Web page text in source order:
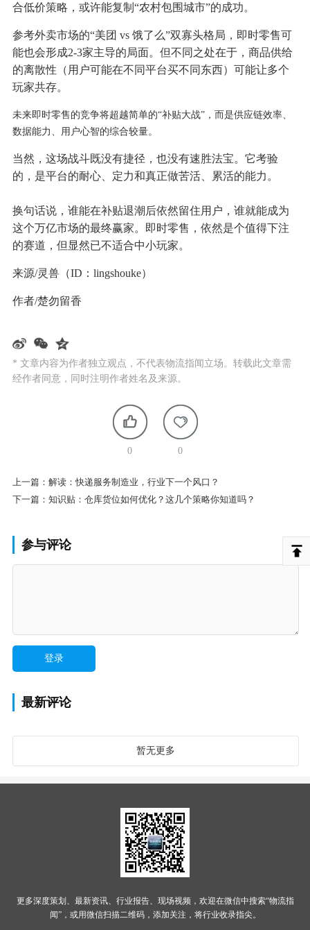
合低价策略，或许能复制“农村包围城市”的成功。
参考外卖市场的“美团 vs 饿了么”双寡头格局，即时零售可
能也会形成2-3家主导的局面。但不同之处在于，商品供给
的离散性（用户可能在不同平台买不同东西）可能让多个
玩家共存。
未来即时零售的竞争将超越简单的“补贴大战”，而是供应链效率、
数据能力、用户心智的综合较量。
当然，这场战斗既没有捷径，也没有速胜法宝。它考验
的，是平台的耐心、定力和真正做苦活、累活的能力。
换句话说，谁能在补贴退潮后依然留住用户，谁就能成为
这个万亿市场的最终赢家。即时零售，依然是个值得下注
的赛道，但显然已不适合中小玩家。
来源/灵兽（ID：lingshouke）
作者/楚勿留香
* 文章内容为作者独立观点，不代表物流指闻立场。转载此文章需
经作者同意，同时注明作者姓名及来源。
0 0
上一篇： 解读：快递服务制造业，行业下一个风口？
下一篇： 知识贴：仓库货位如何优化？这几个策略你知道吗？
参与评论
最新评论
暂无更多
更多深度策划、最新资讯、行业报告、现场视频，欢迎在微信中搜索“物流指
闻”，或用微信扫描二维码，添加关注，将行业收录指尖。